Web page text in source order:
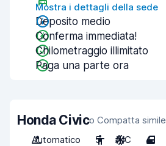
Mostra i dettagli della sede
Deposito medio
Conferma immediata!
Chilometraggio illimitato
Paga una parte ora
Honda Civico Compatta simile
Automatico
5 A/C 4